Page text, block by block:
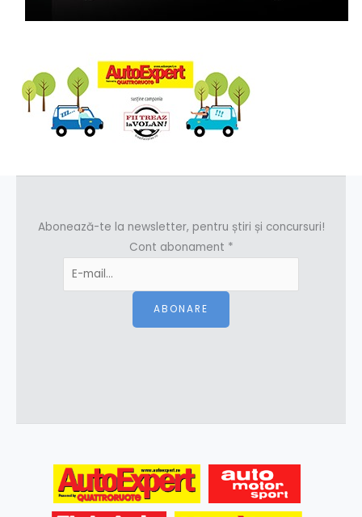
Abonează-te la newsletter, pentru știri și concursuri!
Cont abonament *
ABONARE